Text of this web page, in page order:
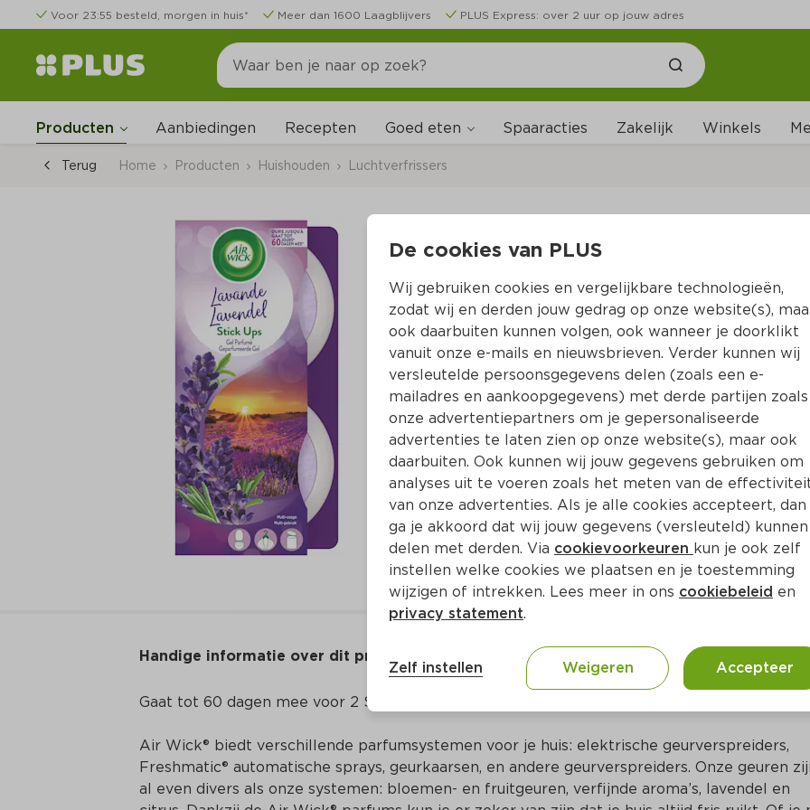
Voor 23:55 besteld, morgen in huis* Meer dan 1600 Laagblijvers PLUS Express: over 2 uur op jouw adres
Producten Aanbiedingen Recepten Goed eten Spaaracties Zakelijk Winkels
Terug Home Producten Huishouden Luchtverfrissers
Airwick Stickup
Per Blister 30 g  (per kilo €93.00)
2.79
Toevoegen
Handige informatie over dit product
Gaat tot 60 dagen mee voor 2 Stick Ups (elk 30 dagen)
Air Wick® biedt verschillende parfumsystemen voor je huis: elektrische geurverspreiders,
Freshmatic® automatische sprays, geurkaarsen, en andere geurverspreiders. Onze geuren
al even divers als onze systemen: bloemen- en fruitgeuren, verfijnde aroma’s, lavendel en
De cookies van PLUS
Wij gebruiken cookies en vergelijkbare technologieën,
zodat wij en derden jouw gedrag op onze website(s),
ook daarbuiten kunnen volgen, ook wanneer je doorklikt
vanuit onze e-mails en nieuwsbrieven. Verder kunnen wij
versleutelde persoonsgegevens delen (zoals een e-
mailadres en aankoopgegevens) met derde partijen zoals
onze advertentiepartners om je gepersonaliseerde
advertenties te laten zien op onze website(s), maar ook
daarbuiten. Ook kunnen wij jouw gegevens gebruiken om
analyses uit te voeren zoals het meten van de
van onze advertenties. Als je alle cookies accepteert, dan
ga je akkoord dat wij jouw gegevens (versleuteld) kunnen
delen met derden. Via cookievoorkeuren kun je ook zelf
instellen welke cookies we plaatsen en je toestemming
wijzigen of intrekken. Lees meer in ons cookiebeleid en
privacy statement.
Zelf instellen Weigeren Accepteer